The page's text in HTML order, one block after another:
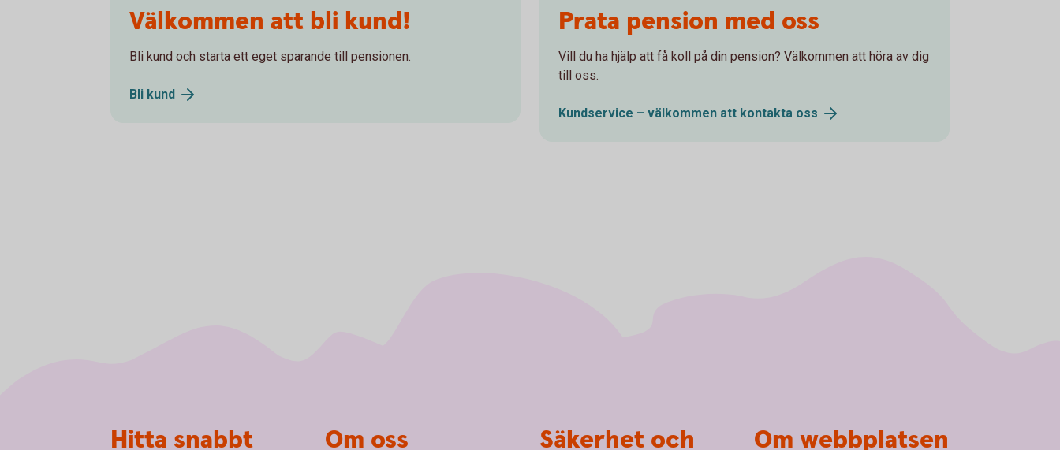
Välkommen att bli kund!
Bli kund och starta ett eget sparande till pensionen.
Bli kund
Prata pension med oss
Vill du ha hjälp att få koll på din pension? Välkommen att höra av dig
till oss.
Kundservice – välkommen att kontakta oss
Hitta snabbt Om oss Säkerhet och Om webbplatsen